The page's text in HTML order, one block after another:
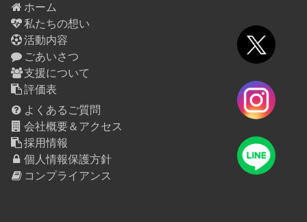
ホーム
私たちの想い
活動内容
ごあいさつ
支援について
評価表
よくあるご質問
会社概要＆アクセス
採用情報
個人情報保護方針
コンプライアンス